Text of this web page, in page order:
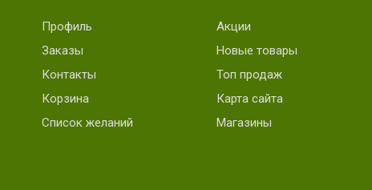
Профиль
Заказы
Контакты
Корзина
Список желаний
Акции
Новые товары
Топ продаж
Карта сайта
Магазины